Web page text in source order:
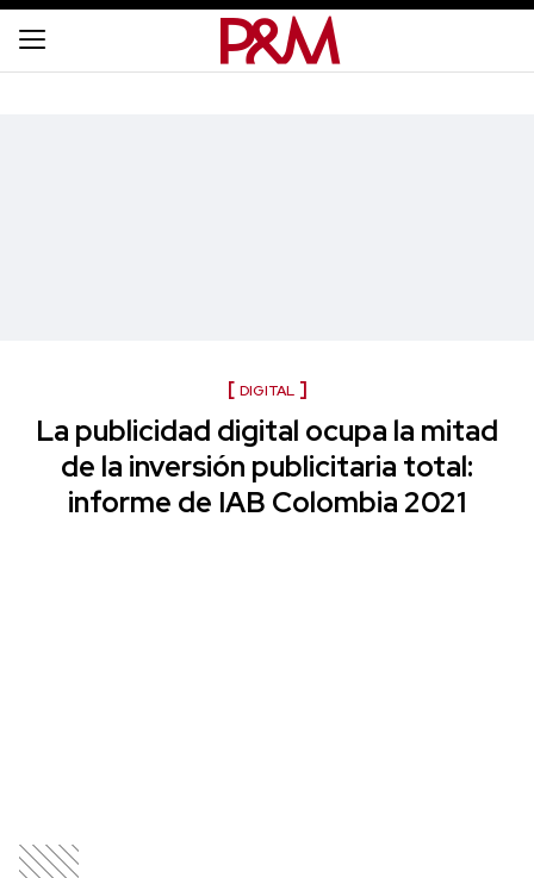
DIGITAL
La publicidad digital ocupa la mitad
de la inversión publicitaria total:
informe de IAB Colombia 2021